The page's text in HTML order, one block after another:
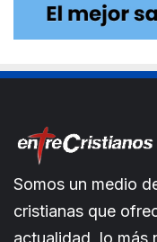
Somos un medio
cristianas que